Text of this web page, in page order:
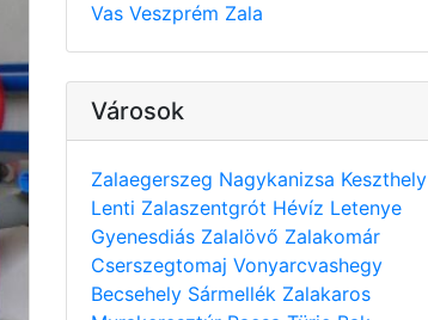
Vas Veszprém Zala
Városok
Zalaegerszeg Nagykanizsa Keszthely
Lenti Zalaszentgrót Hévíz Letenye
Gyenesdiás Zalalövő Zalakomár
Cserszegtomaj Vonyarcvashegy
Becsehely Sármellék Zalakaros